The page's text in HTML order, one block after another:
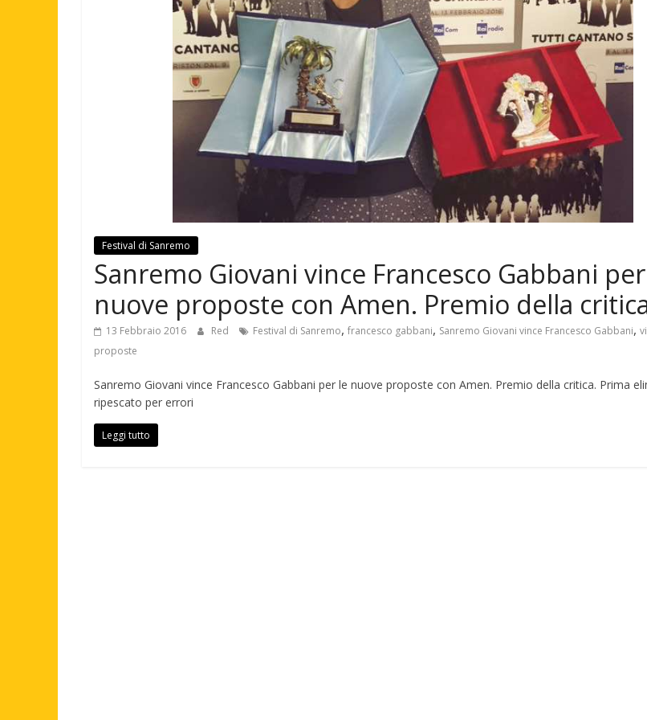
Festival di Sanremo
Sanremo Giovani vince Francesco Gabbani
nuove proposte con Amen. Premio della
13 Febbraio 2016 Red Festival di Sanremo, francesco gabbani, Sanremo Giovani vince Francesco Gabbani,
proposte
Sanremo Giovani vince Francesco Gabbani per le nuove proposte con Amen. Premio della critica. Prima
ripescato per errori
Leggi tutto